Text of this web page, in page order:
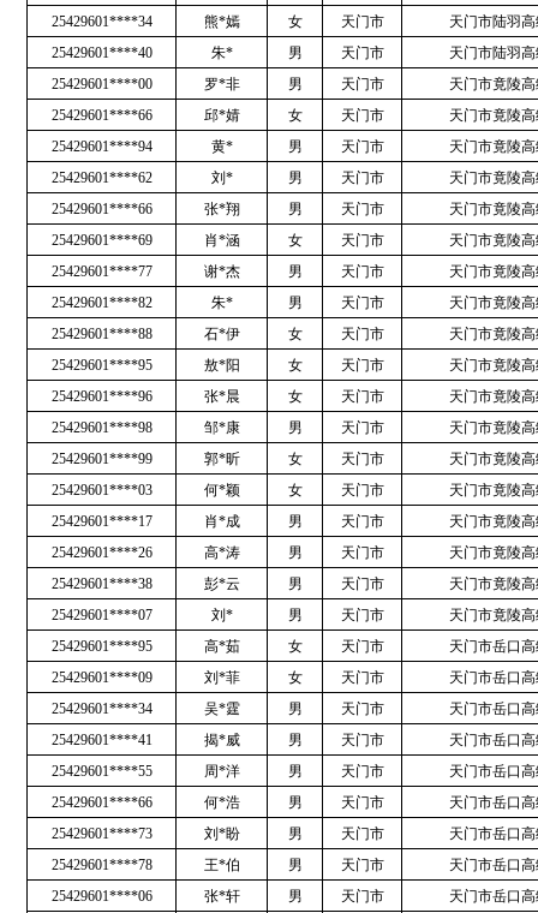
25429601****34
熊*嫣 女 天门市
天门市陆羽
25429601****40
朱* 男 天门市
天门市陆羽
25429601****00
罗*非 男 天门市
天门市竟陵
25429601****66
邱*婧 女 天门市
天门市竟陵
25429601****94
黄* 男 天门市
天门市竟陵
25429601****62
刘* 男 天门市
天门市竟陵
25429601****66
张*翔 男 天门市
天门市竟陵
25429601****69
肖*涵 女 天门市
天门市竟陵
25429601****77
谢*杰 男 天门市
天门市竟陵
25429601****82
朱* 男 天门市
天门市竟陵
25429601****88
石*伊 女 天门市
天门市竟陵
25429601****95
敖*阳 女 天门市
天门市竟陵
25429601****96
张*晨 女 天门市
天门市竟陵
25429601****98
邹*康 男 天门市
天门市竟陵
25429601****99
郭*昕 女 天门市
天门市竟陵
25429601****03
何*颖 女 天门市
天门市竟陵
25429601****17
肖*成 男 天门市
天门市竟陵
25429601****26
高*涛 男 天门市
天门市竟陵
25429601****38
彭*云 男 天门市
天门市竟陵
25429601****07
刘* 男 天门市
天门市竟陵
25429601****95
高*茹 女 天门市
天门市岳口
25429601****09
刘*菲 女 天门市
天门市岳口
25429601****34
吴*霆 男 天门市
天门市岳口
25429601****41
揭*威 男 天门市
天门市岳口
25429601****55
周*洋 男 天门市
天门市岳口
25429601****66
何*浩 男 天门市
天门市岳口
25429601****73
刘*盼 男 天门市
天门市岳口
25429601****78
王*伯 男 天门市
天门市岳口
25429601****06
张*轩 男 天门市
天门市岳口